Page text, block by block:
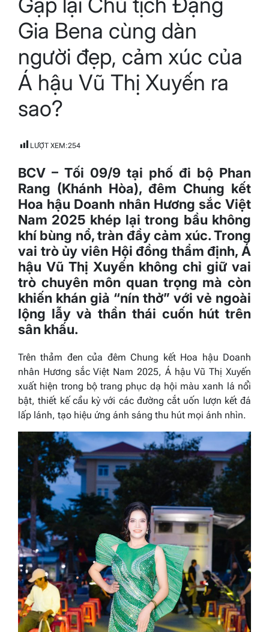
time
Gia Bena cùng dàn
người đẹp, cảm xúc của
Á hậu Vũ Thị Xuyến ra
sao?
LƯỢT XEM:254
BCV – Tối 09/9 tại phố đi bộ Phan
Rang (Khánh Hòa), đêm Chung kết
Hoa hậu Doanh nhân Hương sắc Việt
Nam 2025 khép lại trong bầu không
khí bùng nổ, tràn đầy cảm xúc. Trong
vai trò ủy viên Hội đồng thẩm định, Á
hậu Vũ Thị Xuyến không chỉ giữ vai
trò chuyên môn quan trọng mà còn
khiến khán giả “nín thở” với vẻ ngoài
lộng lẫy và thần thái cuốn hút trên
sân khấu.
Trên thảm đen của đêm Chung kết Hoa hậu Doanh
nhân Hương sắc Việt Nam 2025, Á hậu Vũ Thị Xuyến
xuất hiện trong bộ trang phục dạ hội màu xanh lá nổi
bật, thiết kế cầu kỳ với các đường cắt uốn lượn kết đá
lấp lánh, tạo hiệu ứng ánh sáng thu hút mọi ánh nhìn.